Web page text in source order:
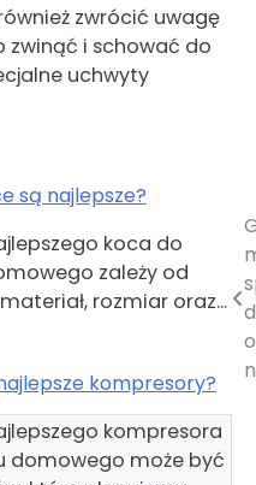
zwrócić uwagę
zwinąć i schować do
uchwyty
są najlepsze?
koca do
zależy od
rozmiar oraz…
kompresory?
kompresora
domowego może być